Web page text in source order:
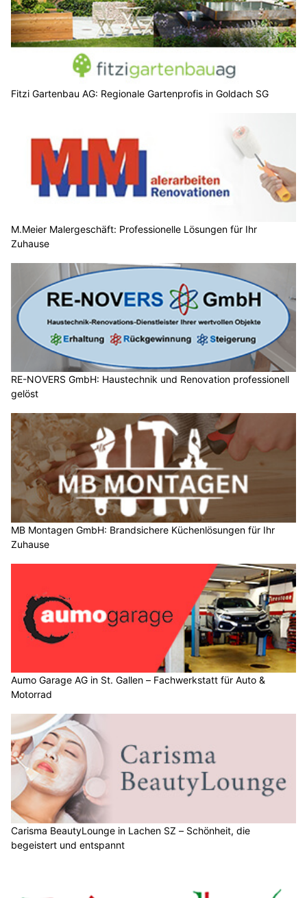
Fitzi Gartenbau AG: Regionale Gartenprofis in Goldach SG
M.Meier Malergeschäft: Professionelle Lösungen für Ihr
Zuhause
RE-NOVERS GmbH: Haustechnik und Renovation professionell
gelöst
MB Montagen GmbH: Brandsichere Küchenlösungen für Ihr
Zuhause
Aumo Garage AG in St. Gallen – Fachwerkstatt für Auto &
Motorrad
Carisma BeautyLounge in Lachen SZ – Schönheit, die
begeistert und entspannt